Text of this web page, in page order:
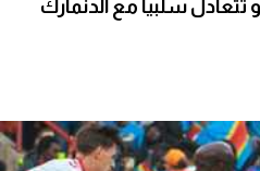
تتعادل سلبيا مع الدنمارك